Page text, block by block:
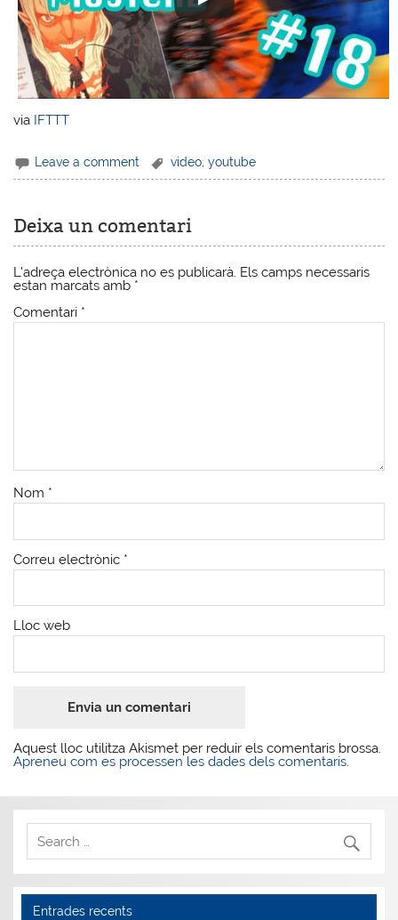
via IFTTT
Leave a comment video ,youtube
Deixa un comentari
L'adreça electrònica no es publicarà. Els camps necessaris
estan marcats amb *
Comentari *
Nom *
Correu electrònic *
Lloc web
Aquest lloc utilitza Akismet per reduir els comentaris brossa.
Apreneu com es processen les dades dels comentaris.
Entrades recents